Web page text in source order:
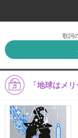
歌詞
「地球はメ